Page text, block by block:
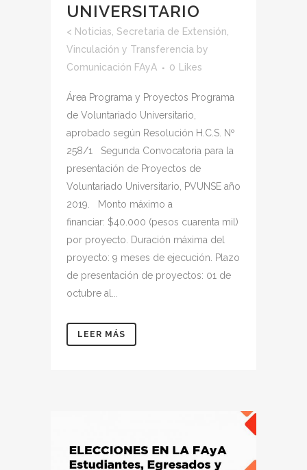
UNIVERSITARIO
< Noticias Secretaria de Extensión,
Vinculación y Transferencia by
Comunicación FAyA
0 Likes
Área Programa y Proyectos Programa
de Voluntariado Universitario,
aprobado según Resolución H.C.S. Nº
258/1 Segunda Convocatoria para la
presentación de Proyectos de
Voluntariado Universitario, PVUNSE año
2019. Monto máximo a
financiar: $40.000 (pesos cuarenta mil)
por proyecto. Duración máxima del
proyecto: 9 meses de ejecución. Plazo
de presentación de proyectos: 01 de
octubre al...
LEER MÁS